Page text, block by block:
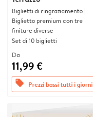
Biglietti di ringraziamento |
Biglietto premium con tre
finiture diverse
Set di 10 biglietti
Da
11,99 €
offers Prezzi bassi tutti i giorni